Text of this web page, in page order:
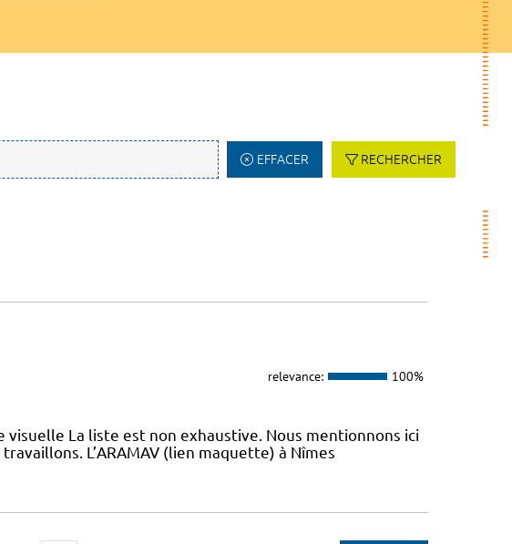
EFFACER RECHERCHER
relevance: 100%
La liste est non exhaustive. Nous mentionnons ici
L’ARAMAV (lien maquette) à Nîmes